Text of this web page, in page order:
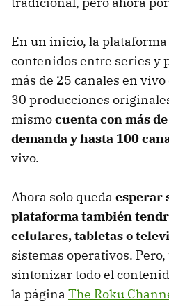
En un inicio, la
contenidos entre series y
más de 25 canales en
30 producciones
mismocuenta conmás
demanda y hasta 100
vivo.
Ahora solo queda esperar
plataforma también
celulares, tabletas o
sistemas operativos.
sintonizar todo el
la página The Roku